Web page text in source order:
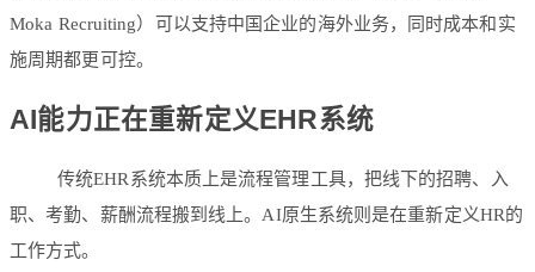
Moka Recruiting）可以支持中国企业的海外业务，同时成本和实
施周期都更可控。
AI能力正在重新定义EHR系统
传统EHR系统本质上是流程管理工具，把线下的招聘、入
职、考勤、薪酬流程搬到线上。AI原生系统则是在重新定义HR的
工作方式。